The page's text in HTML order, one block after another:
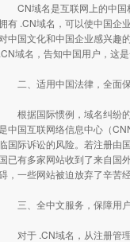
CN域名是互联网上的中国
有 .CN域名，可以使中国企
对中国文化和中国企业感兴趣
.CN域名，告知中国用户，这
二、适用中国法律，全面
根据国际惯例，域名纠纷的
是中国互联网络信息中心（
国际诉讼的风险。若注册由
国已有多家网站收到了来自国
，一些网站被迫放弃了辛苦
三、全中文服务，保障用
对于 .CN域名，从注册管理